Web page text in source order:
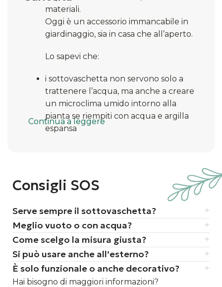
materiali.
Oggi è un accessorio immancabile in
giardinaggio, sia in casa che all’aperto.
Lo sapevi che:
i sottovaschetta non servono solo a
trattenere l’acqua, ma anche a creare
un microclima umido intorno alla
pianta se riempiti con acqua e argilla
espansa
resistenti agli urti
alcune sottovaschetta moderni hanno
anche ruote integrate, perfetti per
spostare facilmente vasi grandi e
pesanti
Continua a leggere
Consigli SOS
Serve sempre il sottovaschetta?
Meglio vuoto o con acqua?
Come scelgo la misura giusta?
Si può usare anche all’esterno?
È solo funzionale o anche decorativo?
Hai bisogno di maggiori informazioni?